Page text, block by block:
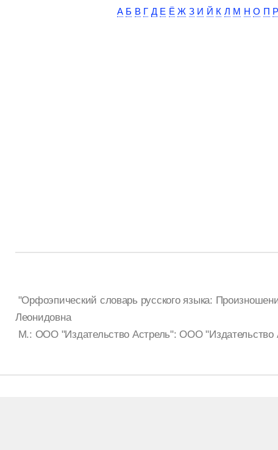
А Б В Г Д Е Ё Ж З И Й К Л М Н О П Р
"Орфоэпический словарь русского языка:
Леонидовна
М.: ООО "Издательство Астрель": ООО "Издательство